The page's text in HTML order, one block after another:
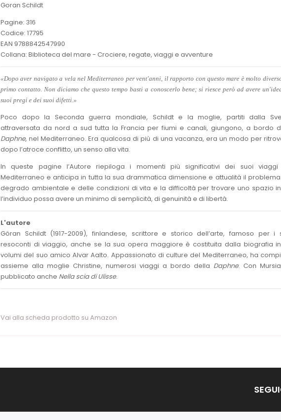
Goran Schildt
Pagine: 316
Codice: 17795
EAN 9788842547990
Collana: Biblioteca del mare - Crociere, regate, viaggi e avventure
«Dopo aver navigato a vela nel Mediterraneo per vent'anni, il rapporto con questo mare è molto
primo contatto. Non diciamo che questo tempo basti a conoscerlo bene; si riesce però ad avere
suoi pregi e dei suoi difetti.»
Poco dopo la Seconda guerra mondiale, Schildt e la moglie, partiti dalla
attraversata da nord a sud tutta la Francia per fiumi e canali, giungono, a bordo
Daphne, nel Mediterraneo. Era qualcosa di più di una vacanza, era un modo per
dopo l’atroce conflitto, un senso alla vita.
In queste pagine l’Autore riepiloga i momenti più significativi dei suoi viaggi
Mediterraneo e anticipa in tutta la sua drammatica dimensione e attualità il
degrado ambientale e delle condizioni di vita e la difficoltà per trovare uno spazio
l’individuo possa avere un minimo di semplicità, di genuinità e di libertà.
L'autore
Göran Schildt (1917-2009), finlandese, scrittore e storico dell’arte, famoso per i
resoconti di viaggio, anche se la sua opera maggiore è costituita dalla biografia
volumi del suo amico Alvar Aalto. Appassionato di culture del Mediterraneo, ha
assieme alla moglie Christine, numerosi viaggi a bordo della Daphne. Con
pubblicato anche Nella scia di Ulisse.
Vai alla scheda prodotto su Amazon